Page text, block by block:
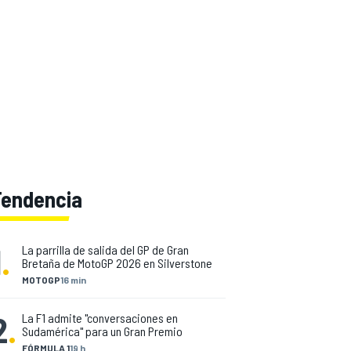
. MOTOGP16 min
La parrilla de salida del GP de Gran
Bretaña de MotoGP 2026 en Silverstone
. FÓRMULA 119 h
La F1 admite "conversaciones en
Sudamérica" para un Gran Premio